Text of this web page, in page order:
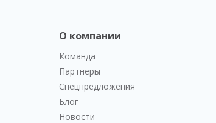
О компании
Команда
Партнеры
Спецпредложения
Блог
Новости